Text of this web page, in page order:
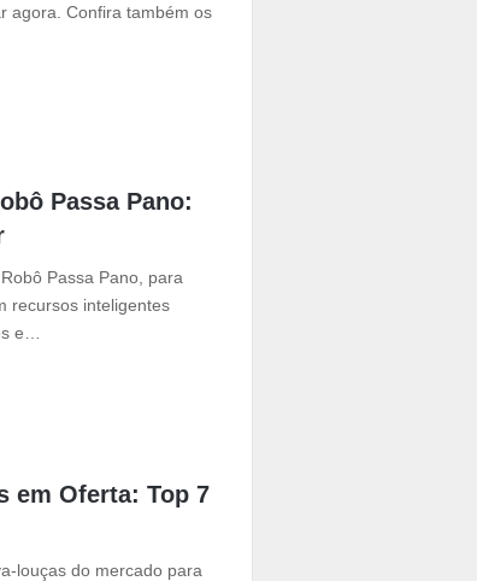
agora. Confira também os
Passa Pano:
Passa Pano, para
recursos inteligentes
e…
em Oferta: Top 7
louças do mercado para